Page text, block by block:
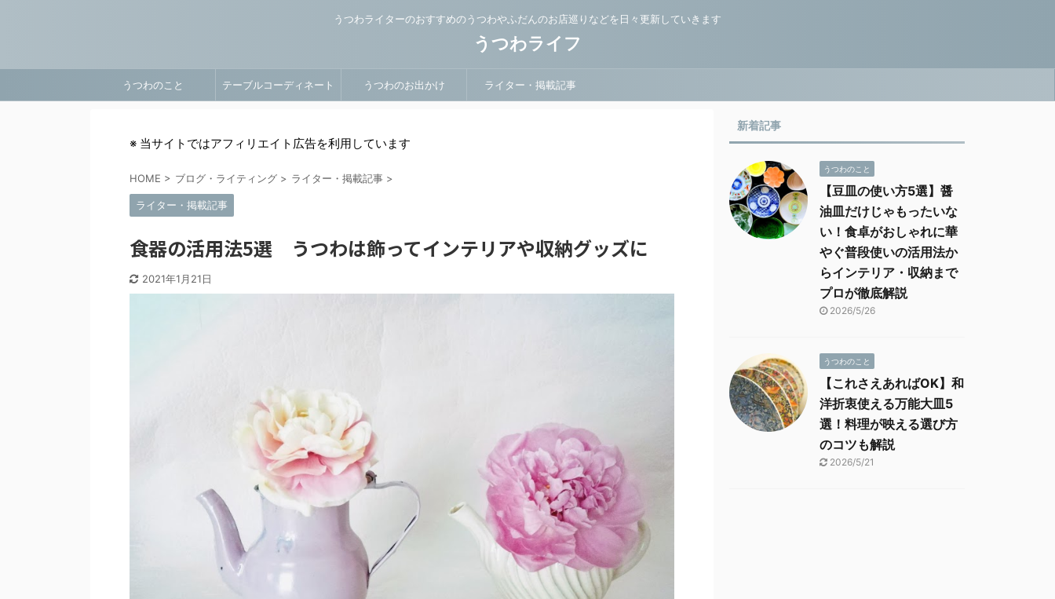
うつわライターのおすすめのうつわやふだんのお店巡りなどを日々更新していきます
うつわライフ
うつわのこと テーブルコーディネート うつわのお出かけ ライター・掲載記事
※ 当サイトではアフィリエイト広告を利用しています
HOME > ブログ・ライティング > ライター・掲載記事 >
ライター・掲載記事
食器の活用法5選 うつわは飾ってインテリアや収納グッズに
2021年1月21日
新着記事
うつわのこと
【豆皿の使い方5選】醤
油皿だけじゃもったいな
い！食卓がおしゃれに華
やぐ普段使いの活用法か
らインテリア・収納まで
プロが徹底解説
2026/5/26
うつわのこと
【これさえあればOK】和
洋折衷使える万能大皿5
選！料理が映える選び方
のコツも解説
2026/5/21